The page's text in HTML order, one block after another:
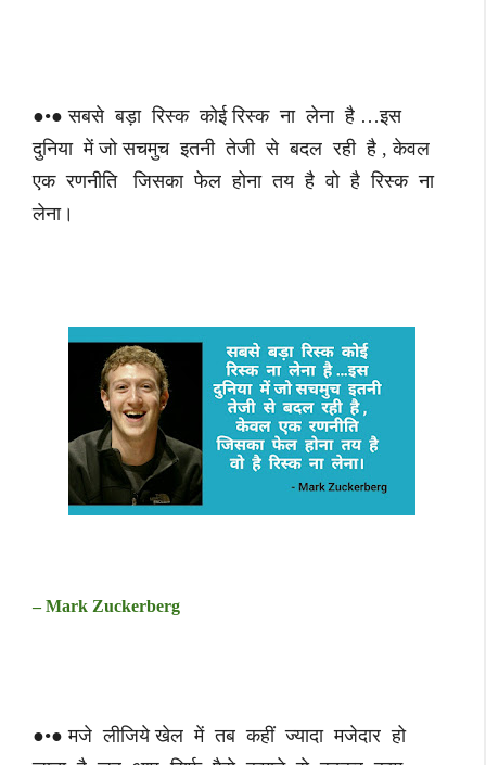
●•● सबसे बड़ा रिस्क कोई रिस्क ना लेना है …इस
दुनिया में जो सचमुच इतनी तेजी से बदल रही है , केवल
एक रणनीति जिसका फेल होना तय है वो है रिस्क ना
लेना।
– Mark Zuckerberg
●•● मजे लीजिये खेल में तब कहीं ज्यादा मजेदार हो